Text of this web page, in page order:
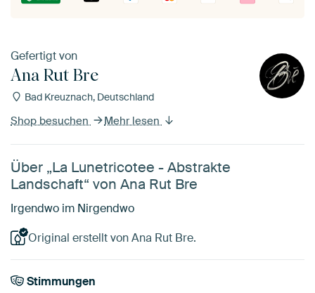
Gefertigt von
Ana Rut Bre
Bad Kreuznach, Deutschland
Shop besuchen Mehr lesen
Über „La Lunetricotee - Abstrakte
Landschaft“ von Ana Rut Bre
Irgendwo im Nirgendwo
Original erstellt von Ana Rut Bre.
Stimmungen